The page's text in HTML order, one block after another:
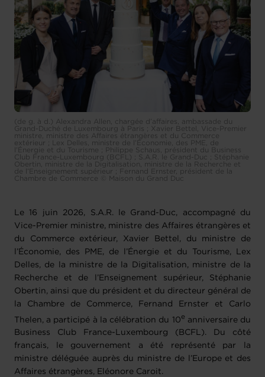
(de g. à d.) Alexandra Allen, chargée d’affaires, ambassade du
Grand-Duché de Luxembourg à Paris ; Xavier Bettel, Vice-Premier
ministre, ministre des Affaires étrangères et du Commerce
extérieur ; Lex Delles, ministre de l’Économie, des PME, de
l’Énergie et du Tourisme ; Philippe Schaus, président du Business
Club France-Luxembourg (BCFL) ; S.A.R. le Grand-Duc ; Stéphanie
Obertin, ministre de la Digitalisation, ministre de la Recherche et
de l’Enseignement supérieur ; Fernand Ernster, président de la
Chambre de Commerce © Maison du Grand Duc
Le 16 juin 2026, S.A.R. le Grand-Duc, accompagné du
Vice-Premier ministre, ministre des Affaires étrangères et
du Commerce extérieur, Xavier Bettel, du ministre de
l’Économie, des PME, de l’Énergie et du Tourisme, Lex
Delles, de la ministre de la Digitalisation, ministre de la
Recherche et de l’Enseignement supérieur, Stéphanie
Obertin, ainsi que du président et du directeur général de
la Chambre de Commerce, Fernand Ernster et Carlo
Thelen, a participé à la célébration du 10e anniversaire du
Business Club France-Luxembourg (BCFL). Du côté
français, le gouvernement a été représenté par la
ministre déléguée auprès du ministre de l’Europe et des
Affaires étrangères, Eléonore Caroit.